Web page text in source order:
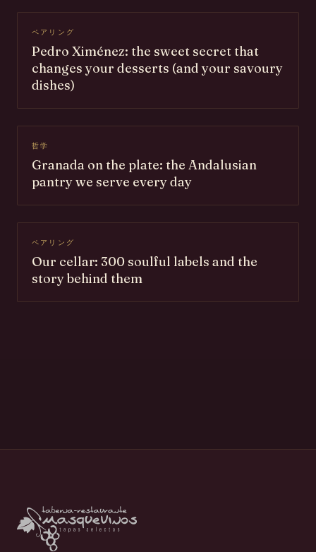
ペアリング
Pedro Ximénez: the sweet secret that
changes your desserts (and your savoury
dishes)
哲学
Granada on the plate: the Andalusian
pantry we serve every day
ペアリング
Our cellar: 300 soulful labels and the
story behind them